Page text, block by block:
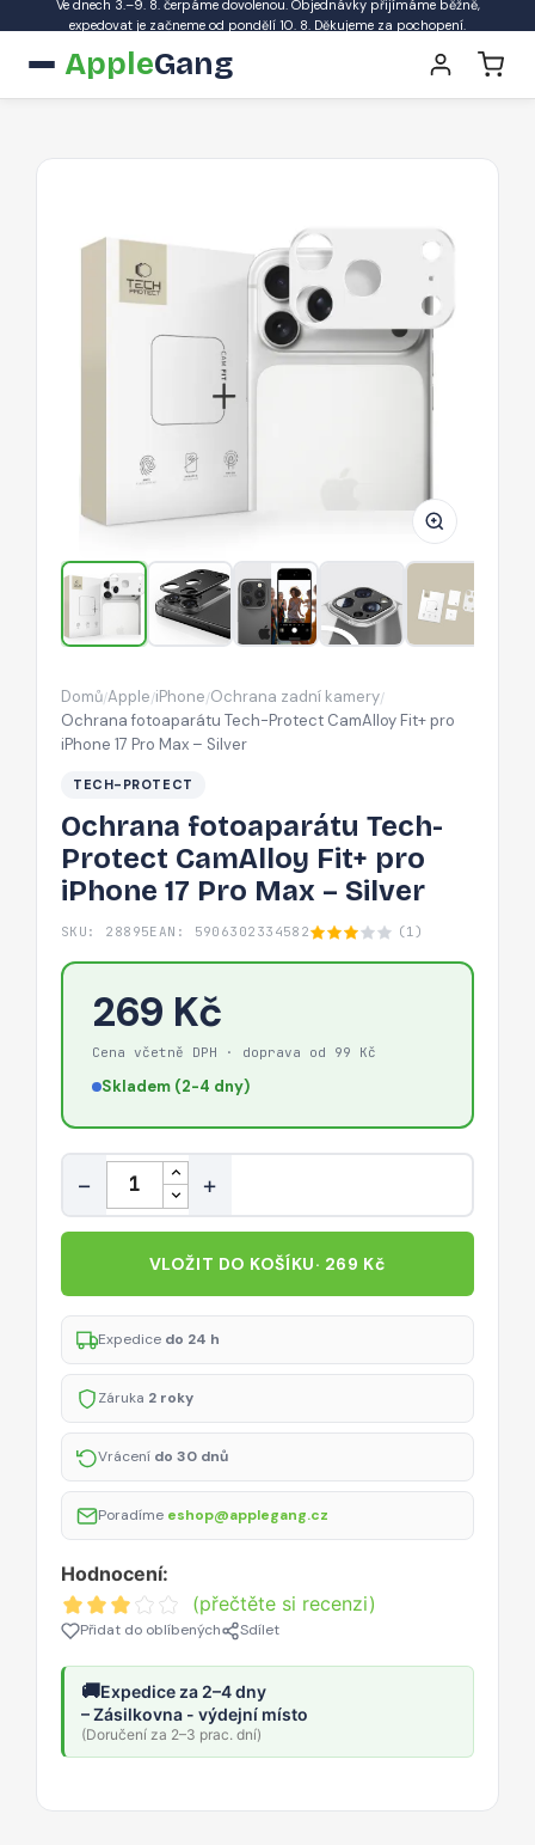
Ve dnech 3.–9. 8. čerpáme dovolenou. Objednávky přijímáme běžně,
expedovat je začneme od pondělí 10. 8. Děkujeme za pochopení.
AppleGang
pro
iPhone
17
Pro
–
Domů/Apple/iPhone/Ochrana zadní kamery/
Ochrana fotoaparátu Tech-Protect CamAlloy Fit+ pro
iPhone 17 Pro Max – Silver
TECH-PROTECT
Ochrana fotoaparátu Tech-
Protect CamAlloy Fit+ pro
iPhone 17 Pro Max – Silver
SKU: 28895EAN: 5906302334582 (1)
269 Kč
Cena včetně DPH · doprava od 99 Kč
Skladem (2-4 dny)
Množství
− +
VLOŽIT DO KOŠÍKU· 269 Kč
Expedice do 24 h
Záruka 2 roky
Vrácení do 30 dnů
Poradíme eshop@applegang.cz
Hodnocení:
(přečtěte si recenzi)
Přidat do oblíbených Sdílet
🚚Expedice za 2–4 dny
– Zásilkovna - výdejní místo
(Doručení za 2–3 prac. dní)